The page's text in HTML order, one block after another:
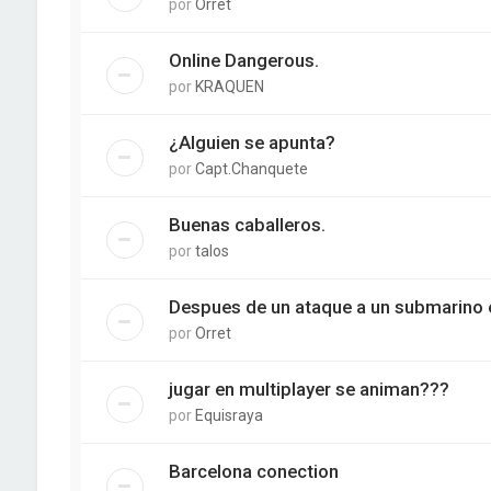
porOrret
Online Dangerous.
por KRAQUEN
¿Alguien se apunta?
porCapt.Chanquete
Buenas caballeros.
portalos
Despues de un ataque a un submarino
porOrret
jugar en multiplayer se animan???
por Equisraya
Barcelona conection